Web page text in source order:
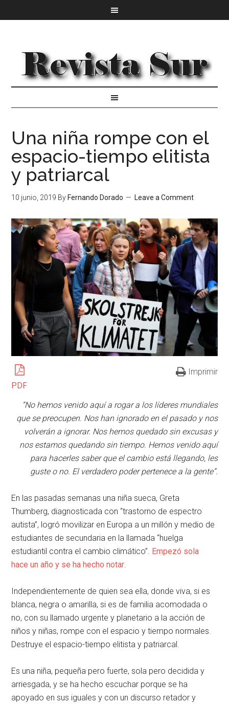
Una niña rompe con el
espacio-tiempo elitista
y patriarcal
10 junio, 2019 By Fernando Dorado Leave a Comment
PDF
Imprimir
“No hemos venido aquí a rogar a los líderes mundiales
que se preocupen. Nos han ignorado en el pasado y nos
volverán a ignorar. Nos hemos quedado sin excusas y
nos estamos quedando sin tiempo. Hemos venido aquí
para hacerles saber que el cambio está llegando, les
guste o no. El verdadero poder pertenece a la gente”.
En las pasadas semanas una niña sueca, Greta
Thumberg, diagnosticada con “trastorno de espectro
autista”, logró movilizar en Europa a un millón y medio de
estudiantes de secundaria en la llamada “huelga
estudiantil contra el cambio climático”. Empezó sola
hace un año y se ha hecho notar
Independientemente de quien sea ella, donde viva, si es
blanca, negra o amarilla, si es de familia acomodada o
no, con su llamado urgente y planetario a la acción de
niños y niñas, rompe con el espacio y tiempo normales.
Destruye el espacio-tiempo elitista y patriarcal.
Es una niña, pequeña pero fuerte, sola pero decidida y
arriesgada, y se ha hecho escuchar porque se ha
apoyado en sus iguales y con un discurso retador y